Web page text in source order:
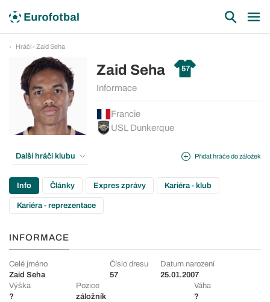
Hráči - Zaid Seha
Zaid Seha 57
Informace
Francie
USL Dunkerque
Přidat hráče do záložek
Další hráči klubu
Info Články Expres zprávy Kariéra - klub
Kariéra - reprezentace
INFORMACE
Celé jméno
Zaid Seha
Číslo dresu
57
Datum narození
25.01.2007
Výška
?
Pozice
záložník
Váha
?